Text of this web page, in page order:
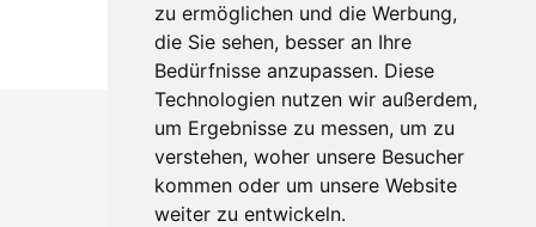
zu ermöglichen und die Werbung,
die Sie sehen, besser an Ihre
Bedürfnisse anzupassen. Diese
Technologien nutzen wir außerdem,
um Ergebnisse zu messen, um zu
verstehen, woher unsere Besucher
kommen oder um unsere Website
weiter zu entwickeln.
Makis© Copyright 2026